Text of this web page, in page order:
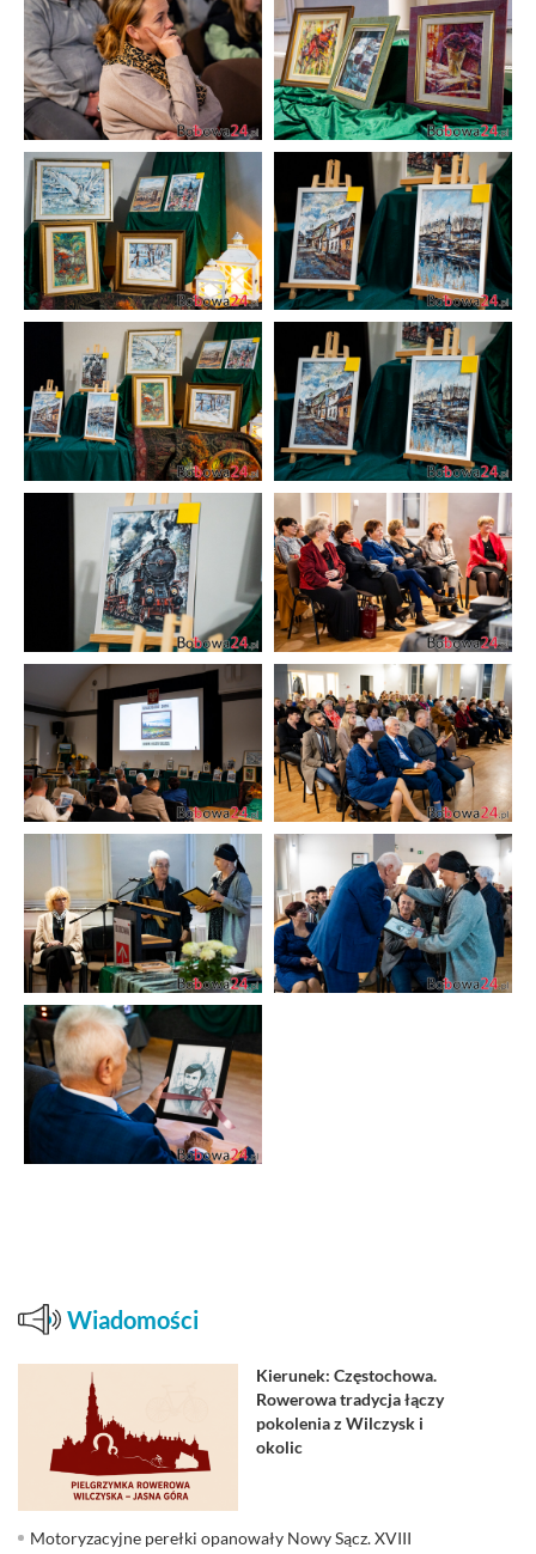
Wiadomości
Kierunek: Częstochowa.
Rowerowa tradycja łączy
pokolenia z Wilczysk i
okolic
Motoryzacyjne perełki opanowały Nowy Sącz. XVIII